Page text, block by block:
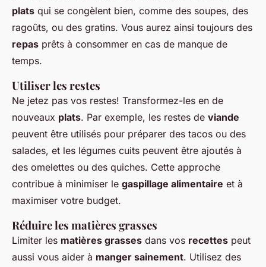
plats qui se congèlent bien, comme des soupes, des
ragoûts, ou des gratins. Vous aurez ainsi toujours des
repas prêts à consommer en cas de manque de
temps.
Utiliser les restes
Ne jetez pas vos restes! Transformez-les en de
nouveaux plats. Par exemple, les restes de viande
peuvent être utilisés pour préparer des tacos ou des
salades, et les légumes cuits peuvent être ajoutés à
des omelettes ou des quiches. Cette approche
contribue à minimiser le gaspillage alimentaire et à
maximiser votre budget.
Réduire les matières grasses
Limiter les matières grasses dans vos recettes peut
aussi vous aider à manger sainement. Utilisez des